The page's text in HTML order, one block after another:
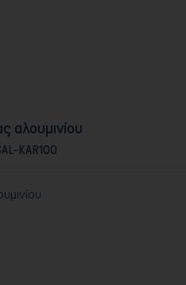
αλουμινίου
KAR100